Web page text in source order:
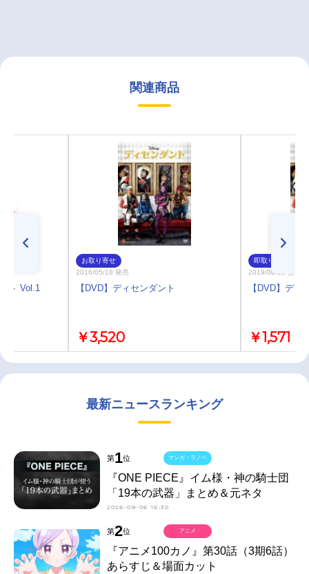
関連商品
ト Vol.1
お取り寄せ
2016/05/18 発売
【DVD】ディセンダント
￥3,520
即取り
2019/06/05 発売
【DVD】ディ
￥1,571
最新ニュースランキング
第1位
『ONE PIECE』イム様・神の騎士団
「19本の武器」まとめ＆元ネタ
2026-08-06 16:30
マンガ・ラノベ
第2位
『アニメ100カノ』第30話（3期6話）
あらすじ＆場面カット
アニメ